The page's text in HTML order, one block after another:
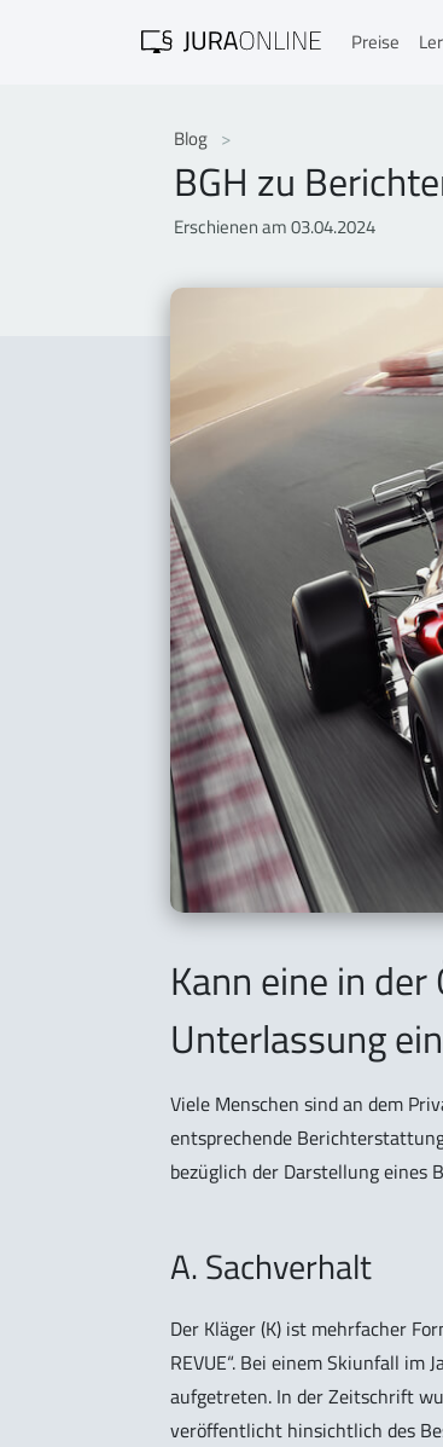
Preise
Blog
BGH zu
Erschienen am 03.04.2024
Kann eine in
Unterlassung
Viele Menschen sind an dem
entsprechende
bezüglich der Darstellung eines
A. Sachverhalt
Der Kläger (K) ist mehrfacher
REVUE“. Bei einem Skiunfall
aufgetreten. In der Zeitschrift
veröffentlicht hinsichtlich des